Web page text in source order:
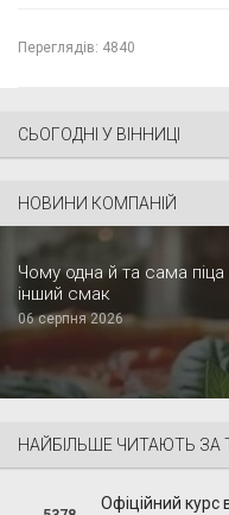
Переглядів: 4840
СЬОГОДНІ У ВІННИЦІ
НОВИНИ КОМПАНІЙ
Чому одна й та сама
інший смак
06 серпня 2026
НАЙБІЛЬШЕ ЧИТАЮТЬ ЗА
Офіційний курс